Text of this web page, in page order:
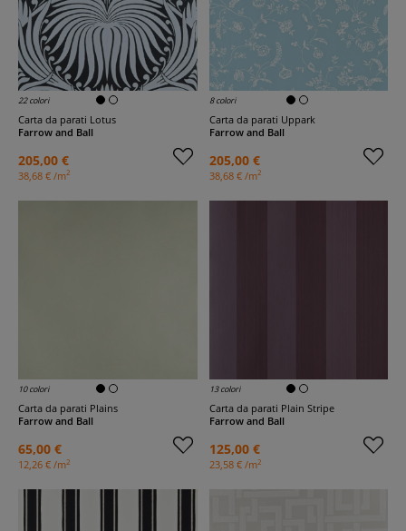
22 colori
Carta da parati Lotus
Farrow and Ball
205,00 €
38,68 € /m2
8 colori
Carta da parati Uppark
Farrow and Ball
205,00 €
38,68 € /m2
10 colori
Carta da parati Plains
Farrow and Ball
65,00 €
12,26 € /m2
13 colori
Carta da parati Plain Stripe
Farrow and Ball
125,00 €
23,58 € /m2